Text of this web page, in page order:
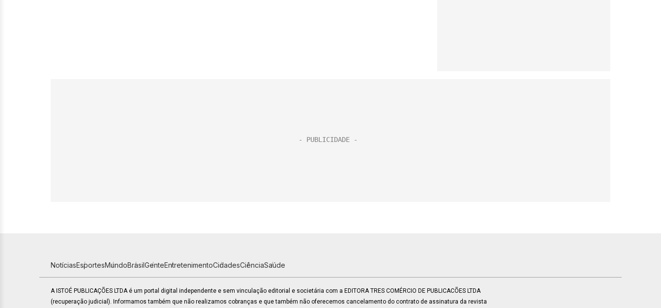
NotíciasEsportesMundoBrasilGenteEntretenimentoCidadesCiênciaSaúde
A ISTOÉ PUBLICAÇÕES LTDA é um portal digital independente e sem vinculação editorial e societária com a EDITORA TRES COMÉRCIO DE PUBLICACÕES LTDA
(recuperação judicial). Informamos também que não realizamos cobranças e que também não oferecemos cancelamento do contrato de assinatura da revista